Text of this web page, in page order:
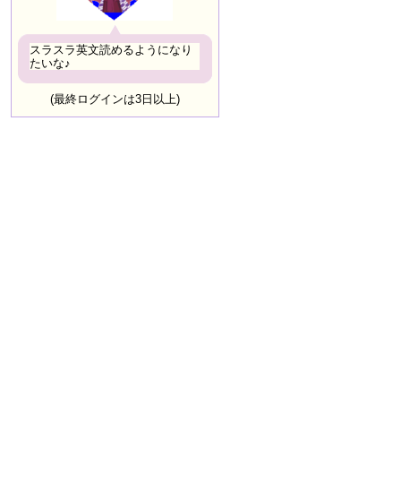
スラスラ英文読めるようになり
たいな♪
(最終ログインは3日以上)